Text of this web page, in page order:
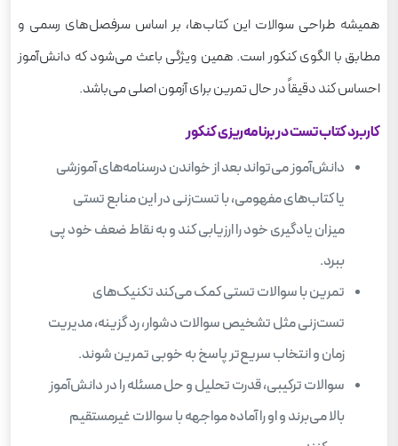
همیشه طراحی سوالات این کتاب‌ها، بر اساس سرفصل‌های رسمی و
مطابق با الگوی کنکور است. همین ویژگی باعث می‌شود که دانش‌آموز
احساس کند دقیقاً در حال تمرین برای آزمون اصلی می‌باشد.
کاربرد کتاب تست در برنامه‌ریزی کنکور
دانش‌آموز می‌تواند بعد از خواندن درسنامه‌های آموزشی
یا کتاب‌های مفهومی، با تست‌زنی در این منابع تستی
میزان یادگیری خود را ارزیابی کند و به نقاط ضعف خود پی
ببرد.
تمرین با سوالات تستی کمک می‌کند تکنیک‌های
تست‌زنی مثل تشخیص سوالات دشوار، رد گزینه، مدیریت
زمان و انتخاب سریع‌تر پاسخ به خوبی تمرین شوند.
سوالات ترکیبی، قدرت تحلیل و حل مسئله را در دانش‌آموز
بالا می‌برند و او را آماده‌ مواجهه با سوالات غیرمستقیم